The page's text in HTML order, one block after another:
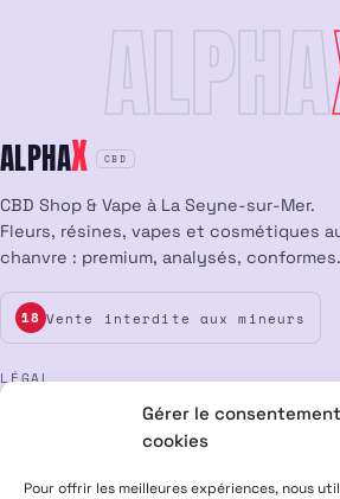
Gérer le
cookies
Pour offrir les meilleures expériences, nous
ALPHA
ALPHAX CBD
CBD Shop & Vape à La Seyne-sur-Mer.
Fleurs, résines, vapes et cosmétiques
chanvre : premium, analysés, conformes.
18 Vente interdite aux mineurs
LÉGAL
CGV Confidentialité